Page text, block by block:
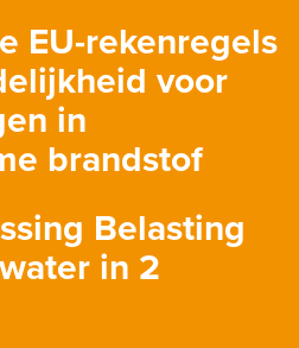
rekenregels
voor
in
brandstof
Belasting
in 2